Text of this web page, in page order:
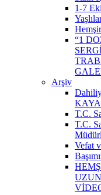
1-7
“1
Arşiv
T.C.
T.C.
Vefat